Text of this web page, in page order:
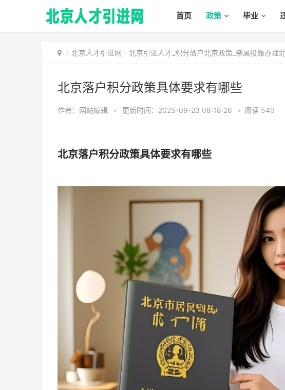
首页 政策 毕业
北京人才引进网 - 北京引进人才_积分落户北京政策_亲属投靠办理
北京落户积分政策具体要求有哪些
作者：网站编辑 • 更新时间：2025-09-23 08:18:26 • 阅读 540
北京落户积分政策具体要求有哪些